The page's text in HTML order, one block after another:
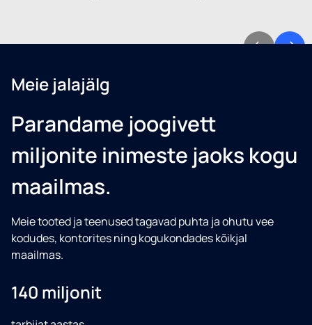
Meie jalajälg
Parandame joogivett
miljonite inimeste jaoks kogu
maailmas.
Meie tooted ja teenused tagavad puhta ja ohutu vee
kodudes, kontorites ning kogukondades kõikjal
maailmas.
140 miljonit